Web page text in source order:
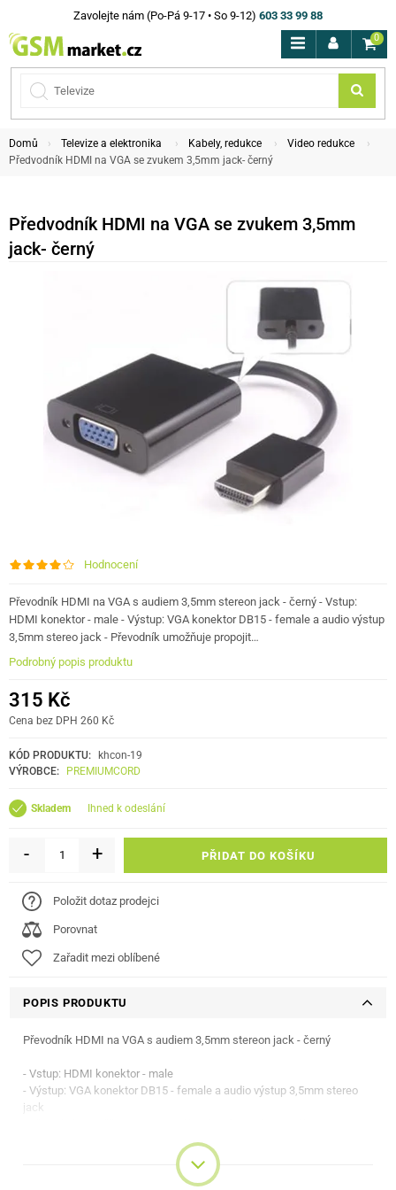
Zavolejte nám (Po-Pá 9-17 • So 9-12) 603 33 99 88
0
Domů Televize a elektronika Kabely, redukce
Video redukce
Předvodník HDMI na VGA se zvukem 3,5mm jack- černý
Předvodník HDMI na VGA se zvukem 3,5mm
jack- černý
Hodnocení
Převodník HDMI na VGA s audiem 3,5mm stereon jack - černý - Vstup:
HDMI konektor - male - Výstup: VGA konektor DB15 - female a audio výstup
3,5mm stereo jack - Převodník umožňuje propojit…
Podrobný popis produktu
315 Kč
Cena bez DPH 260 Kč
KÓD PRODUKTU: khcon-19
VÝROBCE:
PREMIUMCORD
Skladem ihned k odeslání
- + PŘIDAT DO KOŠÍKU
Položit dotaz prodejci
Porovnat
Zařadit mezi oblíbené
POPIS PRODUKTU
Převodník HDMI na VGA s audiem 3,5mm stereon jack - černý
- Vstup: HDMI konektor - male
- Výstup: VGA konektor DB15 - female a audio výstup 3,5mm stereo
jack
zobrazovací zařízení nebo TV, monitor s VGA konektorem a audio
- Podporuje: HDCP1.0/1.1/1.2; HDMI1.1/1.2/1.3/1.4